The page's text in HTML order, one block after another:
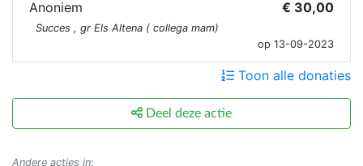
voorzieningen ontbreken evenals kennis over
hygiëne, gezondheid, gezonde voeding,
Kinderen die geboren worden met een beperking
krijgen hierdoor niet de zorg die ze nodig hebben
met vaak desastreuze gevolgen. Zo zijn er kinderen
van niet behandelde brandwonden, of
Anoniem € 30,00
Succes , gr Els Altena ( collega mam)
op 13-09-2023
Toon alle donaties
Deel deze actie
Andere acties in: